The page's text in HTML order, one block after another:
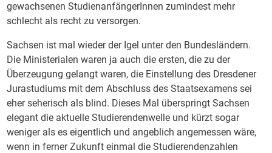
gewachsenen StudienanfängerInnen zumindest mehr
schlecht als recht zu versorgen.
Sachsen ist mal wieder der Igel unter den Bundesländern.
Die Ministerialen waren ja auch die ersten, die zu der
Überzeugung gelangt waren, die Einstellung des Dresdener
Jurastudiums mit dem Abschluss des Staatsexamens sei
eher seherisch als blind. Dieses Mal überspringt Sachsen
elegant die aktuelle Studierendenwelle und kürzt sogar
weniger als es eigentlich und angeblich angemessen wäre,
wenn in ferner Zukunft einmal die Studierendenzahlen